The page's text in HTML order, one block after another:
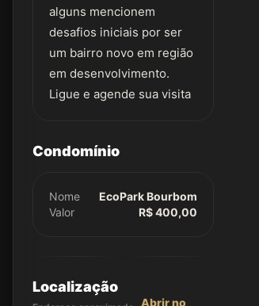
alguns mencionem
desafios iniciais por ser
um bairro novo em região
em desenvolvimento.
Ligue e agende sua visita
Condomínio
Nome
EcoPark Bourbom
Valor
R$ 400,00
Localização
Abrir no